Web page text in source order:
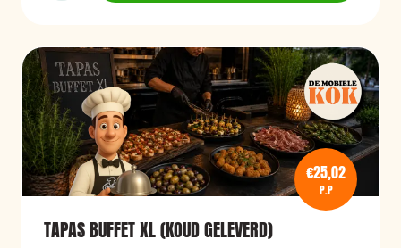
€25,02
P.P
TAPAS BUFFET XL (KOUD GELEVERD)